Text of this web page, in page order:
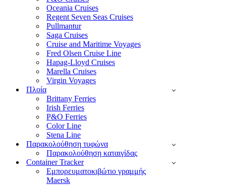
Oceania Cruises
Regent Seven Seas Cruises
Pullmantur
Saga Cruises
Cruise and Maritime Voyages
Fred Olsen Cruise Line
Hapag-Lloyd Cruises
Marella Cruises
Virgin Voyages
Πλοία
Brittany Ferries
Irish Ferries
P&O Ferries
Color Line
Stena Line
Παρακολούθηση τυφώνα
Παρακολούθηση καταιγίδας
Container Tracker
Εμπορευματοκιβώτιο γραμμής
Maersk